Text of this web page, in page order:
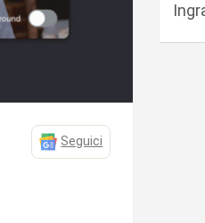
Seguici